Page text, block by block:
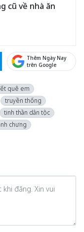
cũ về nhà ăn
Thêm Ngày Nay
trên Google
quê em
truyền thống
tinh thần dân tộc
chưng